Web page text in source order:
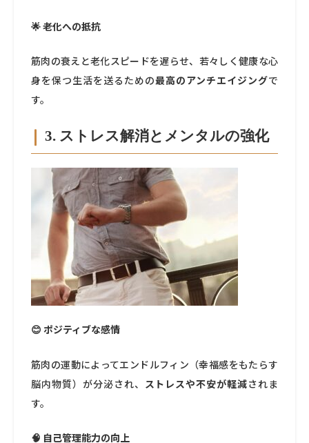
🌟 老化への抵抗
筋肉の衰えと老化スピードを遅らせ、若々しく健康な心
身を保つ生活を送るための最高のアンチエイジングで
す。
3. ストレス解消とメンタルの強化
😊 ポジティブな感情
筋肉の運動によってエンドルフィン（幸福感をもたらす
脳内物質）が分泌され、 ストレスや不安が軽減されま
す。
🧠 自己管理能力の向上